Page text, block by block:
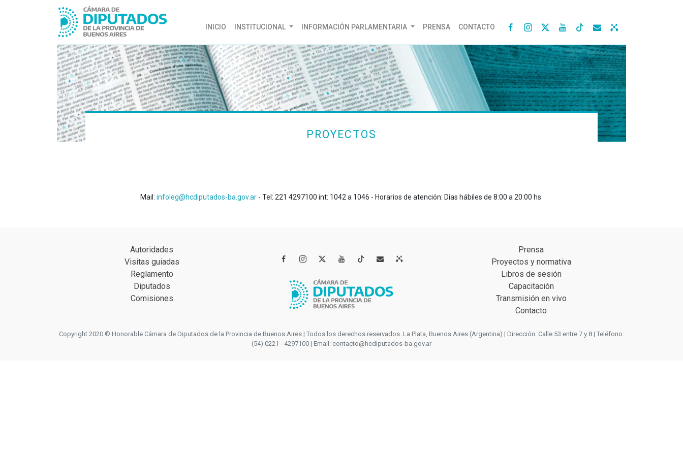
INICIO (CURRENT)
INSTITUCIONAL INFORMACIÓN PARLAMENTARIA PRENSA CONTACTO    
PROYECTOS
Mail: infoleg@hcdiputados-ba.gov.ar - Tel: 221 4297100 int: 1042 a 1046 - Horarios de atención: Días hábiles de 8:00 a 20:00 hs.
Autoridades
Visitas guiadas
Reglamento
Diputados
Comisiones
   
Prensa
Proyectos y normativa
Libros de sesión
Capacitación
Transmisión en vivo
Contacto
Copyright 2020 © Honorable Cámara de Diputados de la Provincia de Buenos Aires | Todos los derechos reservados. La Plata, Buenos Aires (Argentina) | Dirección: Calle 53 entre 7 y 8 | Teléfono:
(54) 0221 - 4297100 | Email: contacto@hcdiputados-ba.gov.ar